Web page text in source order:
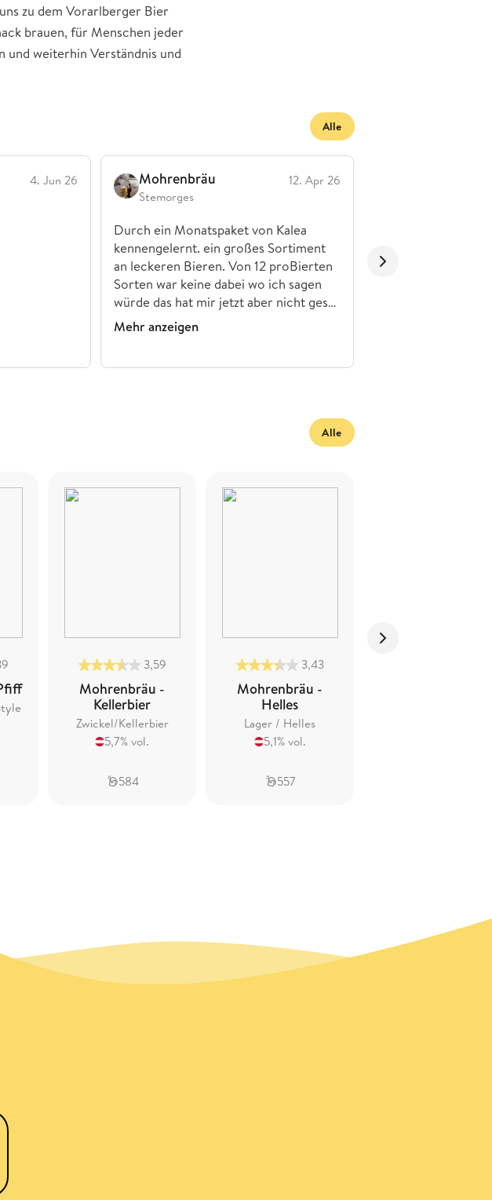
zu dem Vorarlberger Bier
brauen, für Menschen jeder
und weiterhin Verständnis und
Alle
4. Jun 26 Mohrenbräu
Stemorges
12. Apr 26
Durch ein Monatspaket von Kalea
kennengelernt. ein großes Sortiment
an leckeren Bieren. Von 12 proBierten
Sorten war keine dabei wo ich sagen
würde das hat mir jetzt aber nicht ges…
Mehr anzeigen
Tradition in der 6.
Alle
3,59
Mohrenbräu -
Kellerbier
Zwickel/Kellerbier
5,7% vol.
584
3,43
Mohrenbräu -
Helles
Lager / Helles
5,1% vol.
557